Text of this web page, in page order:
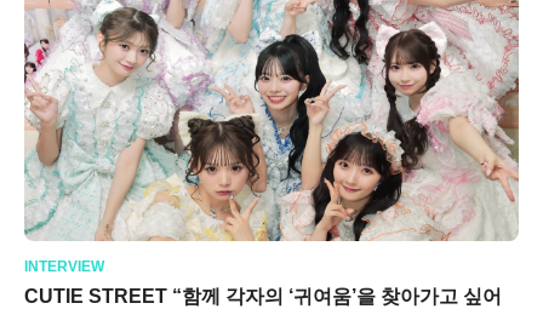
INTERVIEW
CUTIE STREET “함께 각자의 ‘귀여움’을 찾아가고 싶어